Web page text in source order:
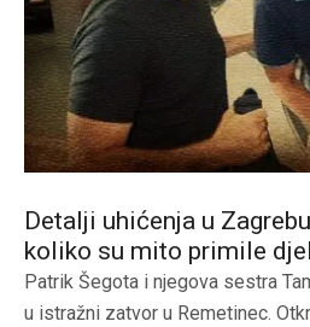
Detalji uhićenja u
koliko su mito primile
Patrik Šegota i njegova sestra
u istražni zatvor u Remetinec.